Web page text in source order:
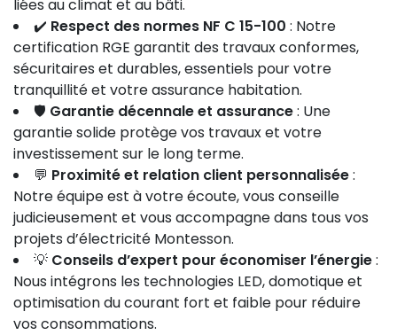
liées au climat et au bâti.
✔️ Respect des normes NF C 15-100 : Notre
certification RGE garantit des travaux conformes,
sécuritaires et durables, essentiels pour votre
tranquillité et votre assurance habitation.
🛡 Garantie décennale et assurance: Une
garantie solide protège vos travaux et votre
investissement sur le long terme.
💬 Proximité et relation client personnalisée:
Notre équipe est à votre écoute, vous conseille
judicieusement et vous accompagne dans tous vos
projets d’électricité Montesson.
💡 Conseils d’expert pour économiser l’énergie:
Nous intégrons les technologies LED, domotique et
optimisation du courant fort et faible pour réduire
vos consommations.